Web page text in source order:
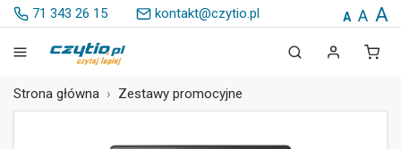
71 343 26 15 kontakt@czytio.pl A A A
Strona główna Zestawy promocyjne